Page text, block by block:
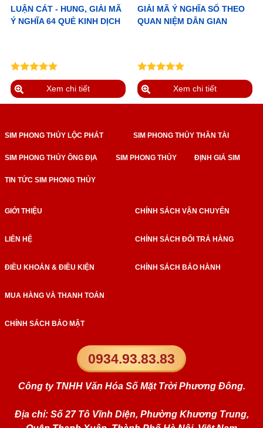
LUẬN CÁT - HUNG, GIẢI MÃ
Ý NGHĨA 64 QUẺ KINH DỊCH
Xem chi tiết
GIẢI MÃ Ý NGHĨA SỐ THEO
QUAN NIỆM DÂN GIAN
Xem chi tiết
SIM PHONG THỦY LỘC PHÁT SIM PHONG THỦY THẦN TÀI
SIM PHONG THỦY ÔNG ĐỊA SIM PHONG THỦY ĐỊNH GIÁ SIM
TIN TỨC SIM PHONG THỦY
0934.93.83.83
Công ty TNHH Văn Hóa Số Mặt Trời Phương Đông.
Địa chỉ: Số 27 Tô Vĩnh Diện, Phường Khương Trung,
GIỚI THIỆU
LIÊN HỆ
ĐIỀU KHOẢN & ĐIỀU KIỆN
MUA HÀNG VÀ THANH TOÁN
CHÍNH SÁCH BẢO MẬT
CHÍNH SÁCH VẬN CHUYỂN
CHÍNH SÁCH ĐỔI TRẢ HÀNG
CHÍNH SÁCH BẢO HÀNH